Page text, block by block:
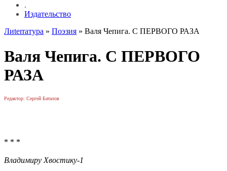
.
Издательство
Лиterraтура » Поэзия » Валя Чепига. С ПЕРВОГО РАЗА
Валя Чепига. С ПЕРВОГО
РАЗА
Редактор: Сергей Баталов
* * *
Владимиру Хвостику-1